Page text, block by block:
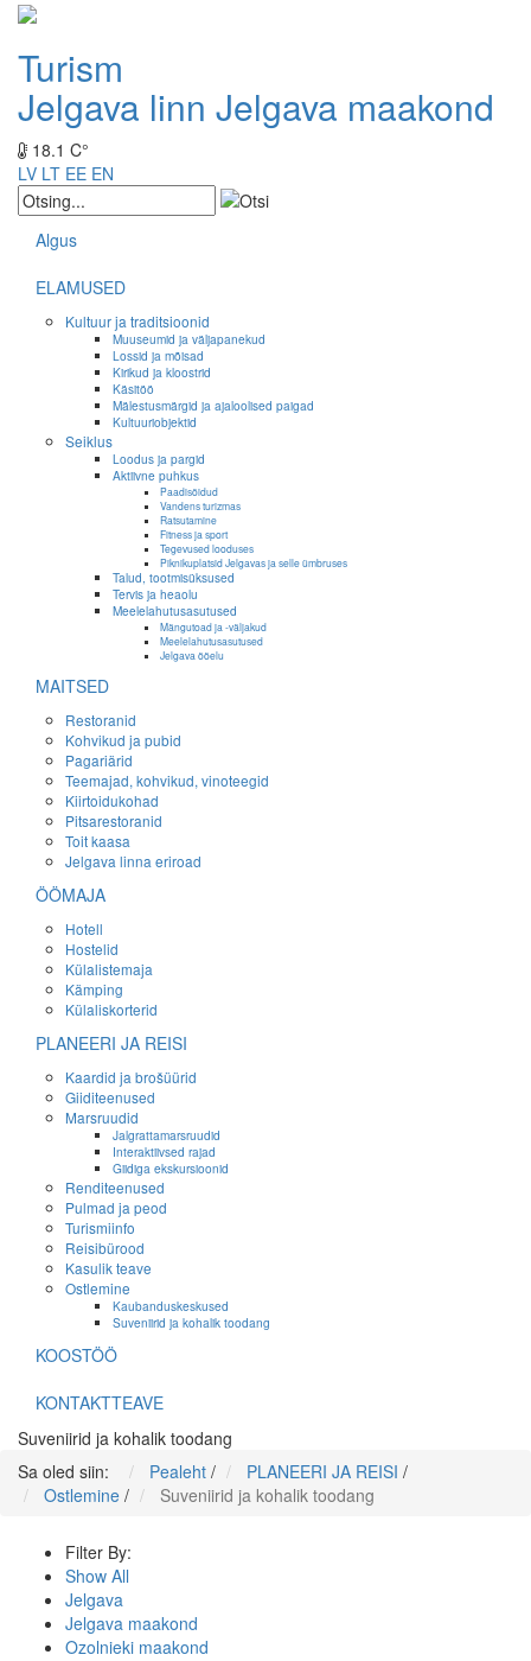
Turism
Jelgava linn Jelgava maakond
18.1 C°
LV LT EE EN
Algus
ELAMUSED
Kultuur ja traditsioonid
Muuseumid ja väljapanekud
Lossid ja mõisad
Kirikud ja kloostrid
Käsitöö
Mälestusmärgid ja ajaloolised paigad
Kultuuriobjektid
Seiklus
Loodus ja pargid
Aktiivne puhkus
Paadisõidud
Vandens turizmas
Ratsutamine
Fitness ja sport
Tegevused looduses
Piknikuplatsid Jelgavas ja selle ümbruses
Talud, tootmisüksused
Tervis ja heaolu
Meelelahutusasutused
Mängutoad ja -väljakud
Meelelahutusasutused
Jelgava ööelu
MAITSED
Restoranid
Kohvikud ja pubid
Pagariärid
Teemajad, kohvikud, vinoteegid
Kiirtoidukohad
Pitsarestoranid
Toit kaasa
Jelgava linna eriroad
ÖÖMAJA
Hotell
Hostelid
Külalistemaja
Kämping
Külaliskorterid
PLANEERI JA REISI
Kaardid ja brošüürid
Giiditeenused
Marsruudid
Jalgrattamarsruudid
Interaktiivsed rajad
Giidiga ekskursioonid
Renditeenused
Pulmad ja peod
Turismiinfo
Reisibürood
Kasulik teave
Ostlemine
Kaubanduskeskused
Suveniirid ja kohalik toodang
KOOSTÖÖ
KONTAKTTEAVE
Suveniirid ja kohalik toodang
Sa oled siin:
Pealeht / PLANEERI JA REISI /
Ostlemine / Suveniirid ja kohalik toodang
Filter By:
Show All
Jelgava
Jelgava maakond
Ozolnieki maakond